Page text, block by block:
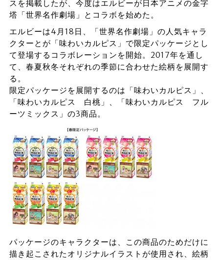
スを掲載したが、今度はエルビーが日本アニメの金字
塔「世界名作劇場」とコラボを始めた。
エルビーは4月18日、「世界名作劇場」の人気キャラ
クターとが「味わいカルピス」で限定パッケージとし
て登場するコラボレーションを開始。2017年を通し
て、春夏秋冬それぞれの季節に合わせた絵柄を展開す
る。
限定パッケージを展開するのは「味わいカルピス」、
「味わいカルピス 白桃」、「味わいカルピス フル
ーツミックス」の3商品。
パッケージのキャラクターは、この商品のためだけに
描き起こされたオリジナルイラストが使用され、絵柄